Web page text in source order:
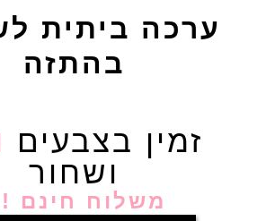
ערכה ביתית
בהתזה
זמין בצבעים
ושחור
משלוח חינם !!!